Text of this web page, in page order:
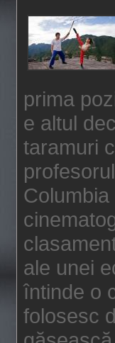
prima
e altul
taramuri
ale unei
întinde o
folosesc